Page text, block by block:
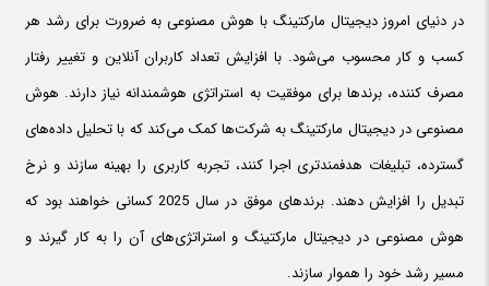
در دنیای امروز دیجیتال مارکتینگ با هوش مصنوعی به ضرورت برای رشد هر
کسب و کار محسوب می‌شود. با افزایش تعداد کاربران آنلاین و تغییر رفتار
مصرف کننده، برندها برای موفقیت به استراتژی هوشمندانه نیاز دارند. هوش
مصنوعی در دیجیتال مارکتینگ به شرکت‌ها کمک می‌کند که با تحلیل داده‌های
گسترده، تبلیغات هدفمندتری اجرا کنند، تجربه کاربری را بهینه سازند و نرخ
تبدیل را افزایش دهند. برندهای موفق در سال 2025 کسانی خواهند بود که
هوش مصنوعی در دیجیتال مارکتینگ و استراتژی‌های آن را به کار گیرند و
مسیر رشد خود را هموار سازند.